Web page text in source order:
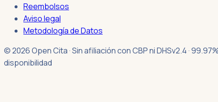
Reembolsos
Aviso legal
Metodología de Datos
© 2026 Open Cita · Sin afiliación con CBP ni DHSv2.4 ·
disponibilidad